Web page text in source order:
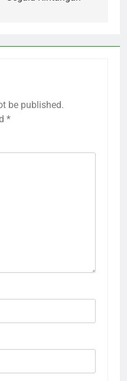
be published.
*